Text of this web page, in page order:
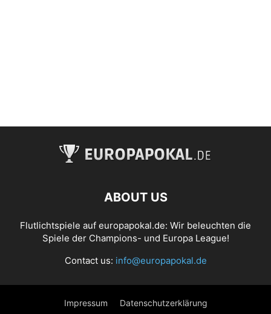
ABOUT US
Flutlichtspiele auf europapokal.de: Wir beleuchten die
Spiele der Champions- und Europa League!
Contact us: info@europapokal.de
Impressum Datenschutzerklärung